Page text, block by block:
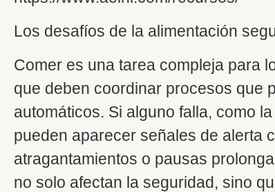
Los desafíos de la alimentación
Comer es una tarea compleja para
que deben coordinar procesos que
automáticos. Si alguno falla, como
pueden aparecer señales de alerta
atragantamientos o pausas
no solo afectan la seguridad, sino